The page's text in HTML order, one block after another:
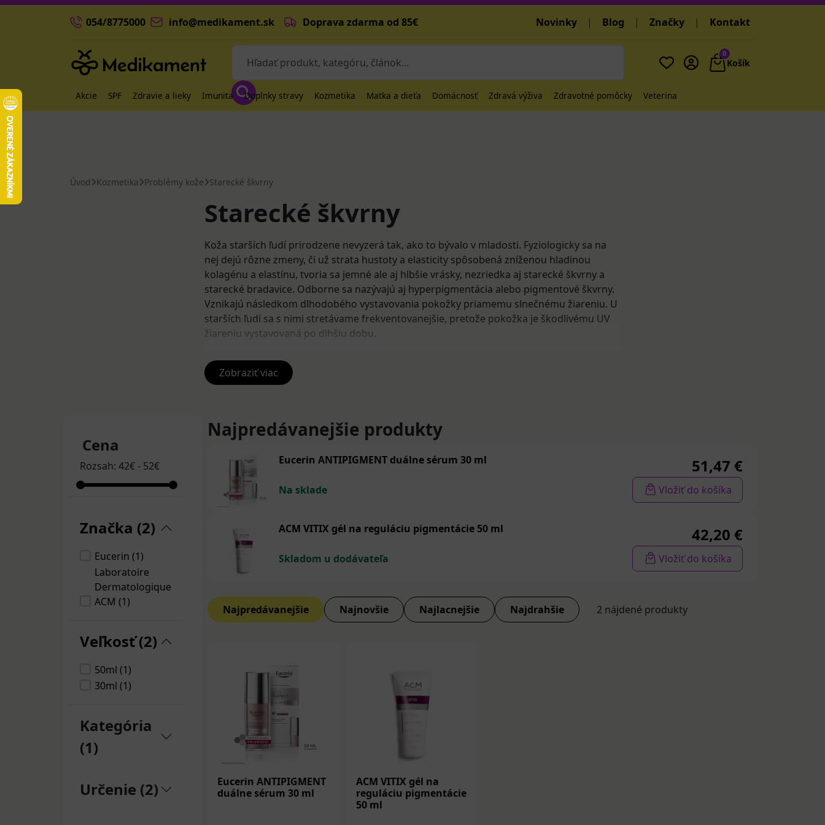
054/8775000 info@medikament.sk Doprava zdarma od 85€ Novinky | Blog | Značky | Kontakt
0
Košík
Akcie SPF Zdravie a lieky Imunita Doplnky stravy Kozmetika Matka a dieťa Domácnosť Zdravá výživa Zdravotné pomôcky Veterina
Úvod Kozmetika Problémy kože Starecké škvrny
Starecké škvrny
Koža starších ľudí prirodzene nevyzerá tak, ako to bývalo v mladosti. Fyziologicky sa na
nej dejú rôzne zmeny, či už strata hustoty a elasticity spôsobená zníženou hladinou
kolagénu a elastínu, tvoria sa jemné ale aj hlbšie vrásky, nezriedka aj starecké škvrny a
starecké bradavice. Odborne sa nazývajú aj hyperpigmentácia alebo pigmentové škvrny.
Vznikajú následkom dlhodobého vystavovania pokožky priamemu slnečnému žiareniu. U
starších ľudí sa s nimi stretávame frekventovanejšie, pretože pokožka je škodlivému UV
žiareniu vystavovaná po dlhšiu dobu.
Liečba stareckých škvŕn
Na starecké škvrny sa používa rovnaká lokálna forma terapie ako pri
ochranu kože pred slnečným žiarením a to používaním krémov s SPF faktorom každý
Medzi obľúbené krémy na starecké škvrny patrí napríklad
alebo SIB REDUPETIN Špeciálny krém
Menšie, ale aj väčšie kožné výrastky tmavej farby sú neškodné, avšak nie veľmi estetické
ťažkosti týkajúce sa najmä ľudí vyššieho veku. Odborne sa nazývajú seboroická keratóza,
nie sú bežným typom bradavíc (ktoré sú zvyčajne vírusového pôvodu) a nie sú teda ani
mal byť skontrolovaný kožným lekárom, keďže môže ísť aj o zhubné formy rakoviny kože.
Po diagnostikovaní sa následne určí spôsob odstránenia stareckých bradavíc.
Zobraziť viac
Cena
Rozsah: 42€- 52€
Značka (2)
Eucerin (1)
Laboratoire
Dermatologique
ACM (1)
Veľkosť (2)
50ml (1)
30ml (1)
Kategória
(1)
Určenie (2)
Najpredávanejšie produkty
Eucerin ANTIPIGMENT duálne sérum 30 ml
Na sklade
51,47 €
Vložiť do košíka
ACM VITIX gél na reguláciu pigmentácie 50 ml
Skladom u dodávateľa
42,20 €
Vložiť do košíka
Najpredávanejšie Najnovšie Najlacnejšie Najdrahšie 2 nájdené produkty
Eucerin ANTIPIGMENT
duálne sérum 30 ml
ACM VITIX gél na
reguláciu pigmentácie
50 ml